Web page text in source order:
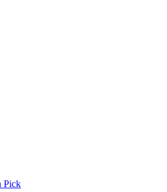
Pick